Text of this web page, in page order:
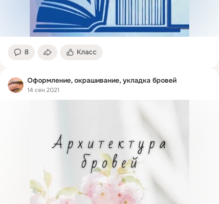
8 Класс
Оформление, окрашивание, укладка бровей
14 сен 2021